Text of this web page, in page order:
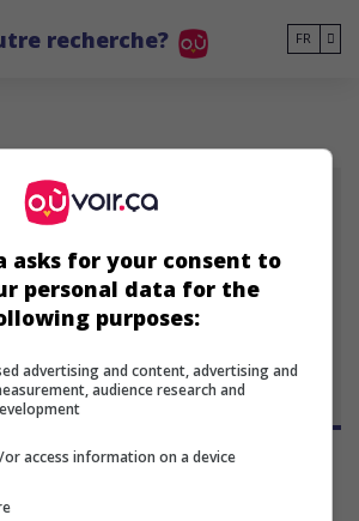
recherche? FR
Hunter Doohan
acteur américain
19 janvier 1994 (32 ans)
asks for your consent to
personal data for the
purposes:
advertising and content, advertising and
audience research and
access information on a device